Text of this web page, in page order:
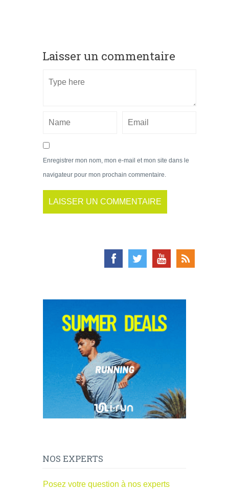
Laisser un commentaire
Enregistrer mon nom, mon e-mail et mon site dans le
navigateur pour mon prochain commentaire.
NOS EXPERTS
Posez votre question à nos experts